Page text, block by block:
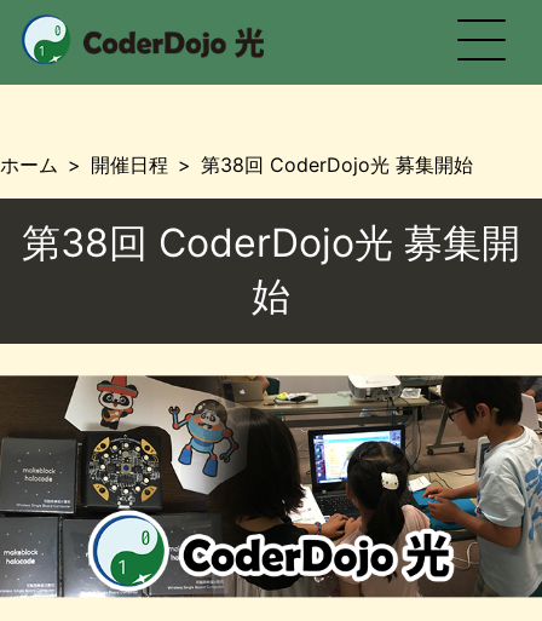
ホーム 開催日程 第38回 CoderDojo光 募集開始
第38回 CoderDojo光 募集開
始